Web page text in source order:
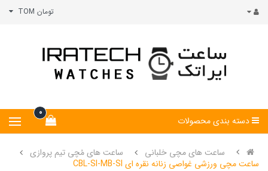
تومان TOM
0
دسته بندی محصولات
ساعت های مچی خلبانی
ساعت های مُچی تیم پروازی
ساعت مچی ورزشی غواصی زنانه نقره ای CBL-SI-MB-SI